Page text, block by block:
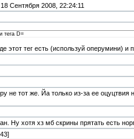
Сентября 2008, 22:24:11
тега D=
этот тег есть (используй оперумини) и
не тот же. Йа только из-за ее
Ну хотя хз мб скрины прятать есть